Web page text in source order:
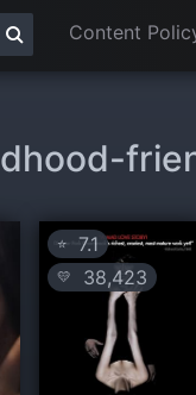
Content
⭐7.1
💛 38,423